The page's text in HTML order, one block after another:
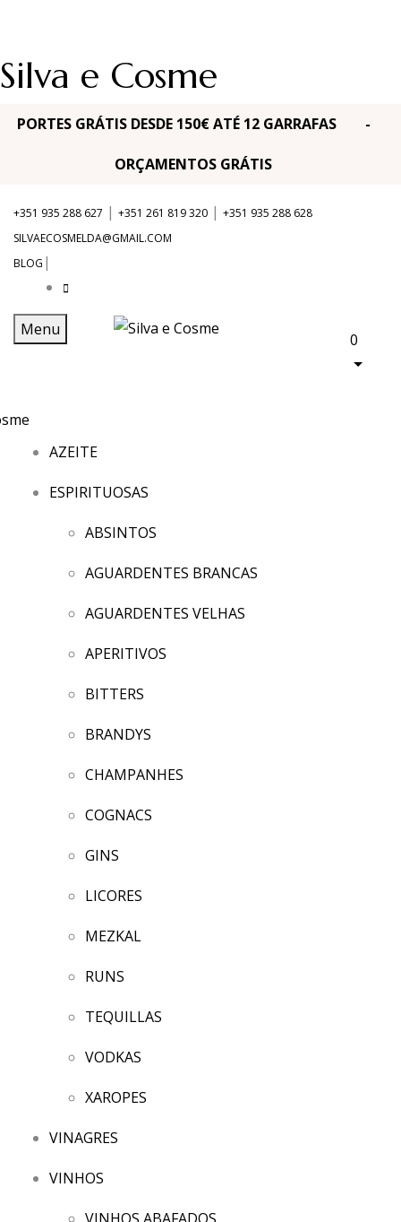
Silva e Cosme
PORTES GRÁTIS DESDE 150€ ATÉ 12 GARRAFAS -
ORÇAMENTOS GRÁTIS
+351 935 288 627 | +351 261 819 320 | +351 935 288 628
SILVAECOSMELDA@GMAIL.COM
BLOG |
Menu
0
AZEITE
ESPIRITUOSAS
ABSINTOS
AGUARDENTES BRANCAS
AGUARDENTES VELHAS
APERITIVOS
BITTERS
BRANDYS
CHAMPANHES
COGNACS
GINS
LICORES
MEZKAL
RUNS
TEQUILLAS
VODKAS
XAROPES
VINAGRES
VINHOS